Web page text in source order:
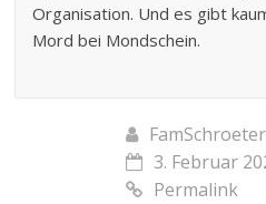
Organisation. Und es gibt
Mord bei Mondschein.
3. Februar
Permalink